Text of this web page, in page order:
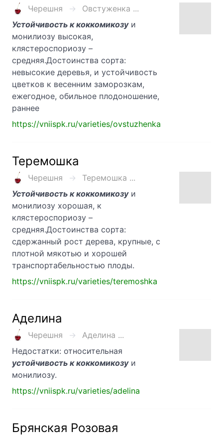
Черешня
Овстуженка ...
Устойчивость к коккомикозуи
монилиозу высокая,
клястероспориозу –
средняя.Достоинства сорта:
невысокие деревья, и устойчивость
цветков к весенним заморозкам,
ежегодное, обильное плодоношение,
раннее
https://vniispk.ru/varieties/ovstuzhenka
Теремошка
Черешня
Теремошка ...
Устойчивость к коккомикозуи
монилиозу хорошая, к
клястероспориозу –
средняя.Достоинства сорта:
сдержанный рост дерева, крупные, с
плотной мякотью и хорошей
транспортабельностью плоды.
https://vniispk.ru/varieties/teremoshka
Аделина
Черешня
Аделина ...
Недостатки: относительная
устойчивость к коккомикозуи
монилиозу.
https://vniispk.ru/varieties/adelina
Брянская Розовая